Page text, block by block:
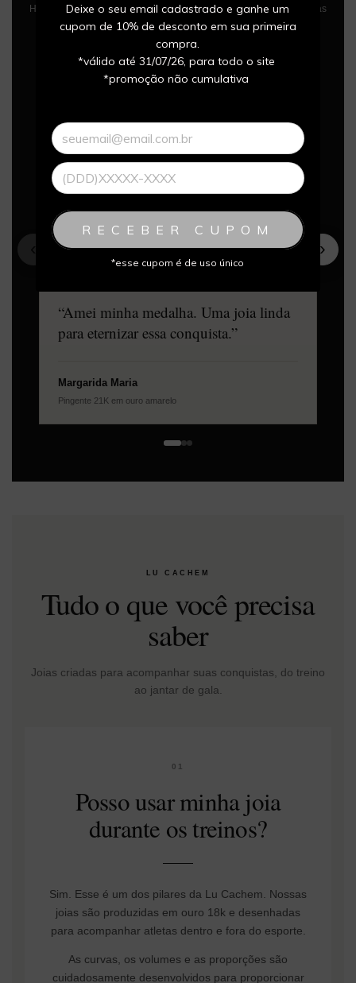
Deixe o seu email cadastrado e ganhe um
cupom de 10% de desconto em sua primeira
compra.
*válido até 31/07/26, para todo o site
*promoção não cumulativa
RECEBER CUPOM
*esse cupom é de uso único
Histórias de atletas que transformaram momentos especiais em joias
para toda a vida.
CORRIDA
“Amei minha medalha. Uma joia linda
para eternizar essa conquista.”
Margarida Maria
Pingente 21K em ouro amarelo
›
LU CACHEM
Tudo o que você precisa
saber
Joias criadas para acompanhar suas conquistas, do treino
ao jantar de gala.
01
Posso usar minha joia
durante os treinos?
Sim. Esse é um dos pilares da Lu Cachem. Nossas
joias são produzidas em ouro 18k e desenhadas
para acompanhar atletas dentro e fora do esporte.
As curvas, os volumes e as proporções são
cuidadosamente desenvolvidos para proporcionar